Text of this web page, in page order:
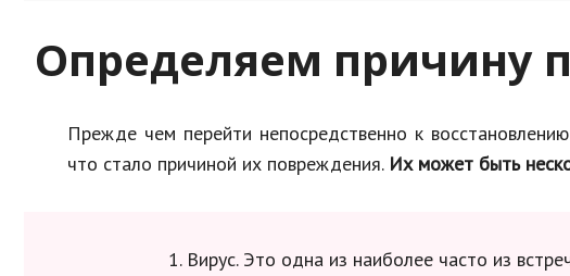
Определяем причину
Прежде чем перейти непосредственно к
что стало причиной их повреждения. Их может быть
Вирус. Это одна из наиболее часто из